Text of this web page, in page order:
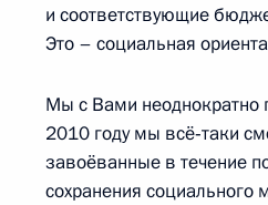
внешней разведки
15 декабря 2010 года, 14:15
и соответствующие
Это – социальная
Мы с Вами неоднократно
2010 году мы всё‑таки
завоёванные в течение
сохранения социального